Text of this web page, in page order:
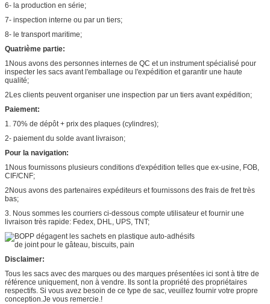
6- la production en série;
7- inspection interne ou par un tiers;
8- le transport maritime;
Quatrième partie:
1Nous avons des personnes internes de QC et un instrument spécialisé pour
inspecter les sacs avant l'emballage ou l'expédition et garantir une haute
qualité;
2Les clients peuvent organiser une inspection par un tiers avant expédition;
Paiement:
1. 70% de dépôt + prix des plaques (cylindres);
2- paiement du solde avant livraison;
Pour la navigation:
1Nous fournissons plusieurs conditions d'expédition telles que ex-usine, FOB,
CIF/CNF;
2Nous avons des partenaires expéditeurs et fournissons des frais de fret très
bas;
3. Nous sommes les courriers ci-dessous compte utilisateur et fournir une
livraison très rapide: Fedex, DHL, UPS, TNT;
Disclaimer:
Tous les sacs avec des marques ou des marques présentées ici sont à titre de
référence uniquement, non à vendre. Ils sont la propriété des propriétaires
respectifs. Si vous avez besoin de ce type de sac, veuillez fournir votre propre
conception.Je vous remercie.!